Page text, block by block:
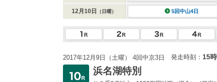
12月10日 （日曜） 5回中山4日
2017年12月9日（土曜） 4回中京3日 発走時刻： 15
浜名湖特別